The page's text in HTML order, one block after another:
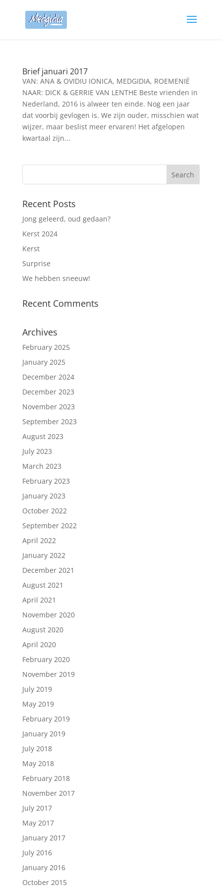
Brief januari 2017
VAN: ANA & OVIDIU IONICA, MEDGIDIA, ROEMENIË
NAAR: DICK & GERRIE VAN LENTHE Beste vrienden in
Nederland, 2016 is alweer ten einde. Nog een jaar
dat voorbij gevlogen is. We zijn ouder, misschien wat
wijzer, maar beslist meer ervaren! Het afgelopen
kwartaal zijn...
Recent Posts
Jong geleerd, oud gedaan?
Kerst 2024
Kerst
Surprise
We hebben sneeuw!
Recent Comments
Archives
February 2025
January 2025
December 2024
December 2023
November 2023
September 2023
August 2023
July 2023
March 2023
February 2023
January 2023
October 2022
September 2022
April 2022
January 2022
December 2021
August 2021
April 2021
November 2020
August 2020
April 2020
February 2020
November 2019
July 2019
May 2019
February 2019
January 2019
July 2018
May 2018
February 2018
November 2017
July 2017
May 2017
January 2017
July 2016
January 2016
October 2015